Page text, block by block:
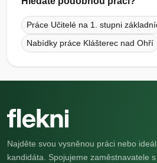
Práce Učitelé na 1. stupni
Nabídky práce Klášterec nad Ohří
Najděte svou vysněnou práci nebo
kandidáta. Spojujeme zaměstnavatele